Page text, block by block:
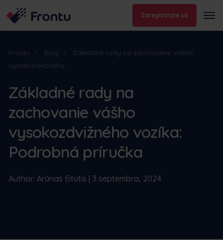
Zaregistrujte sa
Frontu Blog
Základné rady na zachovanie vášho
vysokozdvižného...
Základné rady na
zachovanie vášho
vysokozdvižného vozíka:
Podrobná príručka
Author: Arūnas Eitutis | 3 septembra, 2024